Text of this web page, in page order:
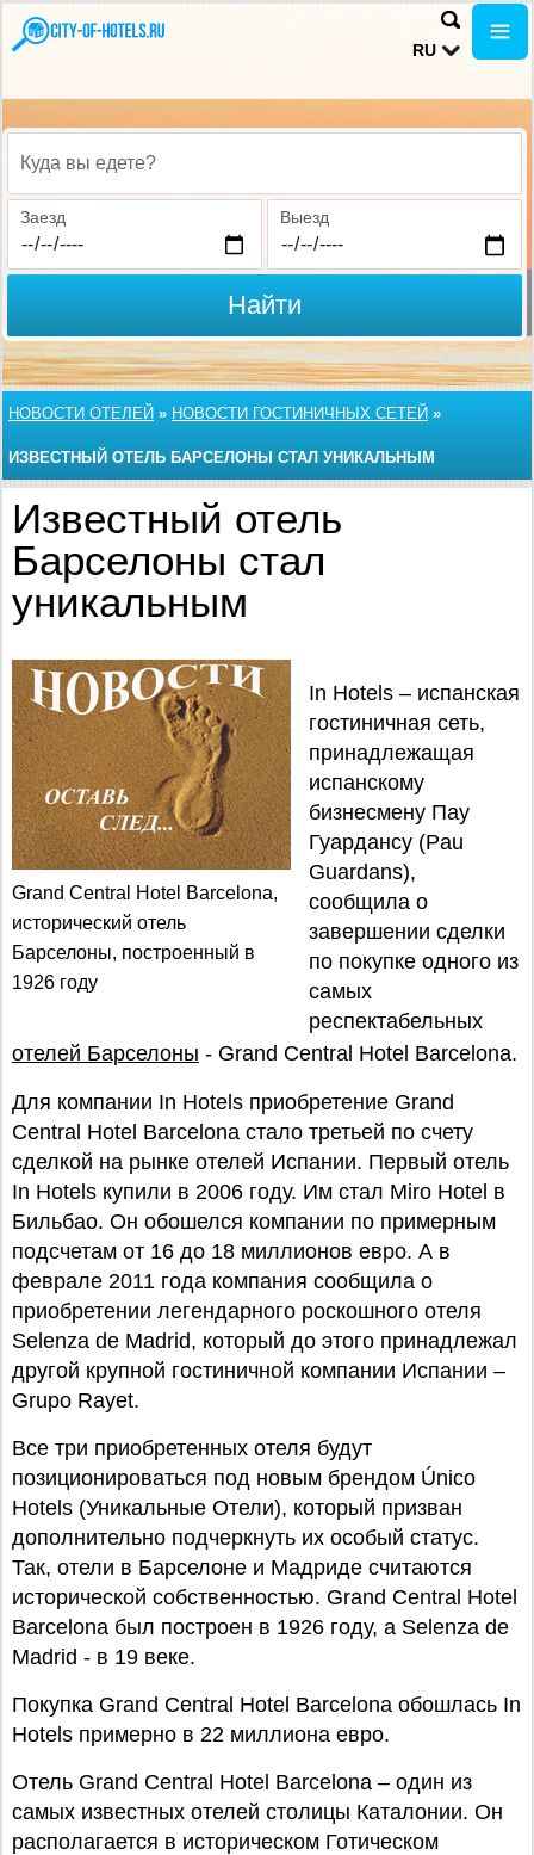
RU
Куда вы едете?
Заезд Выезд
Найти
НОВОСТИ ОТЕЛЕЙ » НОВОСТИ ГОСТИНИЧНЫХ СЕТЕЙ »
ИЗВЕСТНЫЙ ОТЕЛЬ БАРСЕЛОНЫ СТАЛ УНИКАЛЬНЫМ
Известный отель
Барселоны стал
уникальным
Grand Central Hotel Barcelona,
исторический отель
Барселоны, построенный в
1926 году
In Hotels – испанская
гостиничная сеть,
принадлежащая
испанскому
бизнесмену Пау
Гуардансу (Pau
Guardans),
сообщила о
завершении сделки
по покупке одного из
самых
респектабельных
отелей Барселоны - Grand Central Hotel Barcelona.
Для компании In Hotels приобретение Grand
Central Hotel Barcelona стало третьей по счету
сделкой на рынке отелей Испании. Первый отель
In Hotels купили в 2006 году. Им стал Miro Hotel в
Бильбао. Он обошелся компании по примерным
подсчетам от 16 до 18 миллионов евро. А в
феврале 2011 года компания сообщила о
приобретении легендарного роскошного отеля
Selenza de Madrid, который до этого принадлежал
другой крупной гостиничной компании Испании –
Grupo Rayet.
Все три приобретенных отеля будут
позиционироваться под новым брендом Único
Hotels (Уникальные Отели), который призван
дополнительно подчеркнуть их особый статус.
Так, отели в Барселоне и Мадриде считаются
исторической собственностью. Grand Central Hotel
Barcelona был построен в 1926 году, а Selenza de
Madrid - в 19 веке.
Покупка Grand Central Hotel Barcelona обошлась In
Hotels примерно в 22 миллиона евро.
Отель Grand Central Hotel Barcelona – один из
самых известных отелей столицы Каталонии. Он
располагается в историческом Готическом